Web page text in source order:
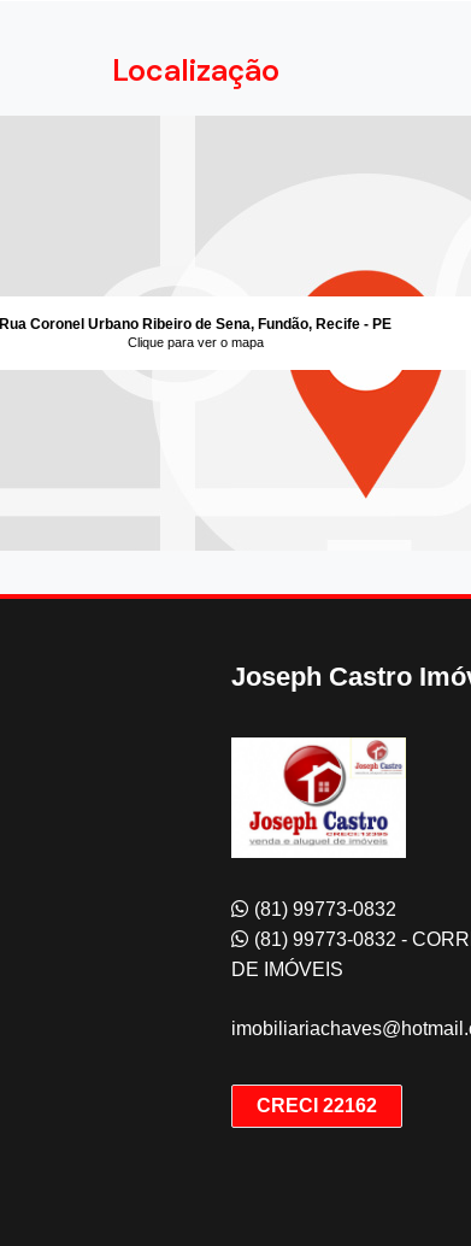
Localização
Rua Coronel Urbano Ribeiro de Sena, Fundão, Recife - PE
Clique para ver o mapa
Joseph Castro
(81) 99773-0832
(81) 99773-0832 -
DE IMÓVEIS
CRECI 22162